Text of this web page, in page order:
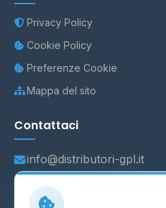
Privacy Policy
Cookie Policy
Preferenze Cookie
Mappa del sito
Contattaci
info@distributori-gpl.it